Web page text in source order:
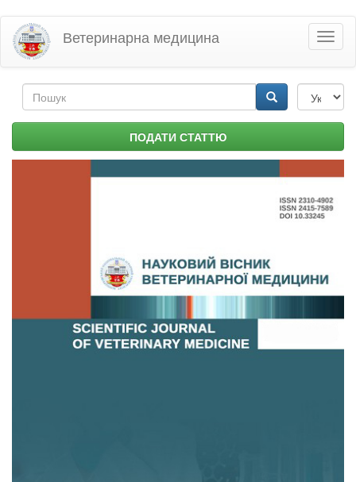
Перейти
основного
матеріалу
Ветеринарна медицина
Пошукова
форма ПОДАТИ СТАТТЮ